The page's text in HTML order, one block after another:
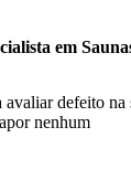
em
defeito na
nenhum